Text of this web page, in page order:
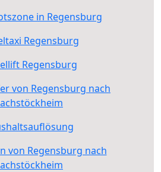
in Regensburg
Regensburg
Regensburg
von Regensburg nach
von Regensburg nach